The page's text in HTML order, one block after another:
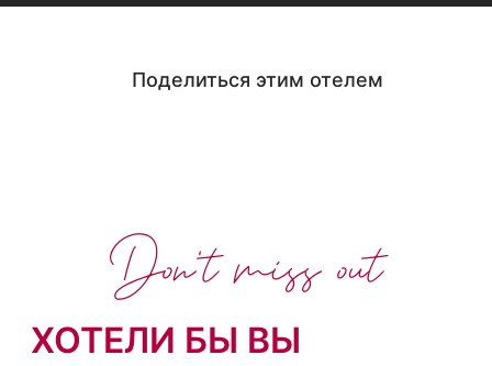
Поделиться этим отелем
ХОТЕЛИ БЫ ВЫ
Don't miss out